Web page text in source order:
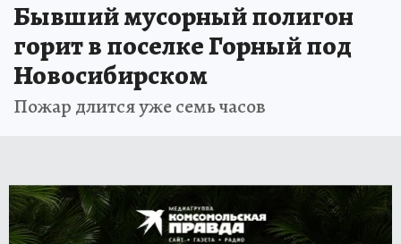
Бывший мусорный полигон
горит в поселке Горный под
Новосибирском
Пожар длится уже семь часов